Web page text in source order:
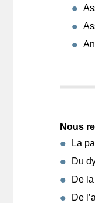
Nous
La
Du
De
De